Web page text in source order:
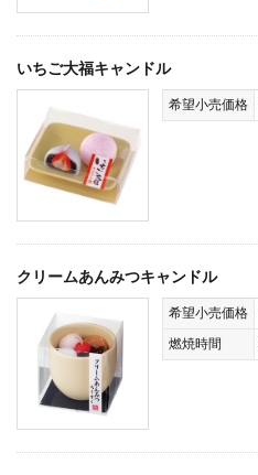
いちご大福キャンドル
希望小売価格
クリームあんみつキャンドル
希望小売価格
燃焼時間